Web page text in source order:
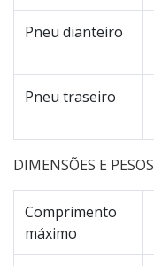
Pneu dianteiro
Pneu traseiro
DIMENSÕES E PESOS
Comprimento
máximo